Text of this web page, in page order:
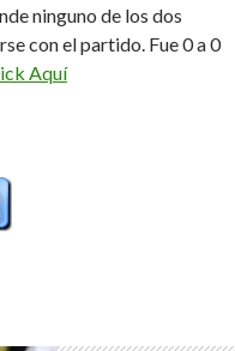
ninguno de los dos
con el partido. Fue 0 a 0
Aquí